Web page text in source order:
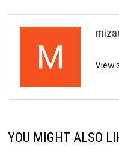
View
YOU MIGHT ALSO